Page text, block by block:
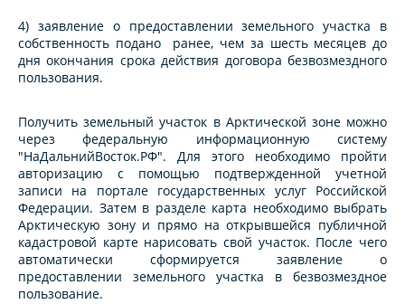
4) заявление о предоставлении земельного участка в
собственность подано ранее, чем за шесть месяцев до
дня окончания срока действия договора безвозмездного
пользования.
Получить земельный участок в Арктической зоне можно
через федеральную информационную систему
"НаДальнийВосток.РФ". Для этого необходимо пройти
авторизацию с помощью подтвержденной учетной
записи на портале государственных услуг Российской
Федерации. Затем в разделе карта необходимо выбрать
Арктическую зону и прямо на открывшейся публичной
кадастровой карте нарисовать свой участок. После чего
автоматически сформируется заявление о
предоставлении земельного участка в безвозмездное
пользование.